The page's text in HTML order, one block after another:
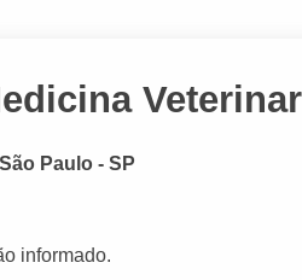
Paulo - SP
informado.